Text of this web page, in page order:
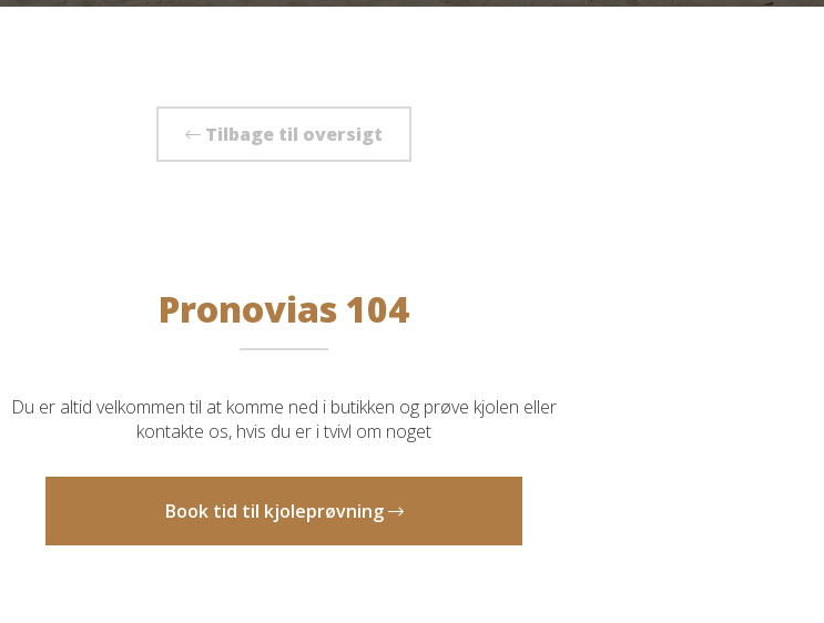
Tilbage til oversigt
Pronovias 104
Du er altid velkommen til at komme ned i butikken og prøve kjolen eller
kontakte os, hvis du er i tvivl om noget
Book tid til kjoleprøvning